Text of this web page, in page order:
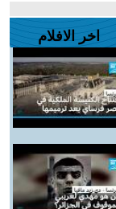
اخر الافلام